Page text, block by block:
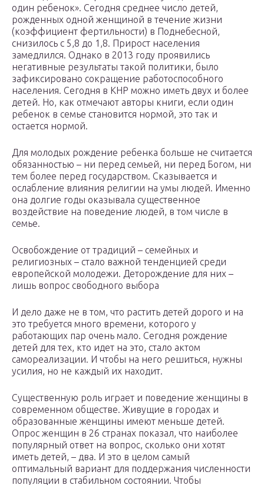
один ребенок». Сегодня среднее число детей,
рожденных одной женщиной в течение жизни
(коэффициент фертильности) в Поднебесной,
снизилось с 5,8 до 1,8. Прирост населения
замедлился. Однако в 2013 году проявились
негативные результаты такой политики, было
зафиксировано сокращение работоспособного
населения. Сегодня в КНР можно иметь двух и более
детей. Но, как отмечают авторы книги, если один
ребенок в семье становится нормой, это так и
остается нормой.
Для молодых рождение ребенка больше не считается
обязанностью – ни перед семьей, ни перед Богом, ни
тем более перед государством. Сказывается и
ослабление влияния религии на умы людей. Именно
она долгие годы оказывала существенное
воздействие на поведение людей, в том числе в
семье.
Освобождение от традиций – семейных и
религиозных – стало важной тенденцией среди
европейской молодежи. Деторождение для них –
лишь вопрос свободного выбора
И дело даже не в том, что растить детей дорого и на
это требуется много времени, которого у
работающих пар очень мало. Сегодня рождение
детей для тех, кто идет на это, стало актом
самореализации. И чтобы на него решиться, нужны
усилия, но не каждый их находит.
Существенную роль играет и поведение женщины в
современном обществе. Живущие в городах и
образованные женщины имеют меньше детей.
Опрос женщин в 26 странах показал, что наиболее
популярный ответ на вопрос, сколько они хотят
иметь детей, – два. И это в целом самый
оптимальный вариант для поддержания численности
популяции в стабильном состоянии. Чтобы